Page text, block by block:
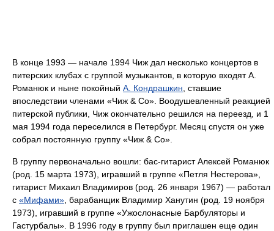
В конце 1993 — начале 1994 Чиж дал несколько концертов в
питерских клубах с группой музыкантов, в которую входят А.
Романюк и ныне покойный А. Кондрашкин , ставшие
впоследствии членами «Чиж & Co». Воодушевленный реакцией
питерской публики, Чиж окончательно решился на переезд, и 1
мая 1994 года переселился в Петербург. Месяц спустя он уже
собрал постоянную группу «Чиж & Co».
В группу первоначально вошли: бас-гитарист Алексей Романюк
(род. 15 марта 1973), игравший в группе «Петля Нестерова»,
гитарист Михаил Владимиров (род. 26 января 1967) — работал
с «Мифами» , барабанщик Владимир Ханутин (род. 19 ноября
1973), игравший в группе «Ужослонасные Барбуляторы и
Гастурбалы». В 1996 году в группу был приглашен еще один